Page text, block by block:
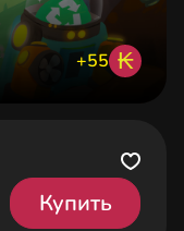
+55 ₭
Купить